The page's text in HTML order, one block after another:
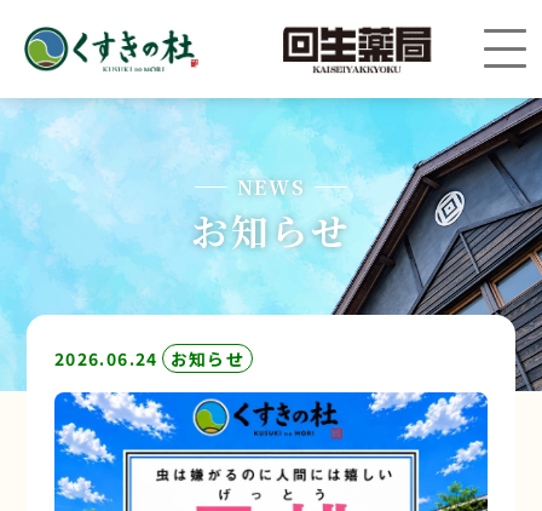
NEWS
お知らせ
2026.06.24 お知らせ